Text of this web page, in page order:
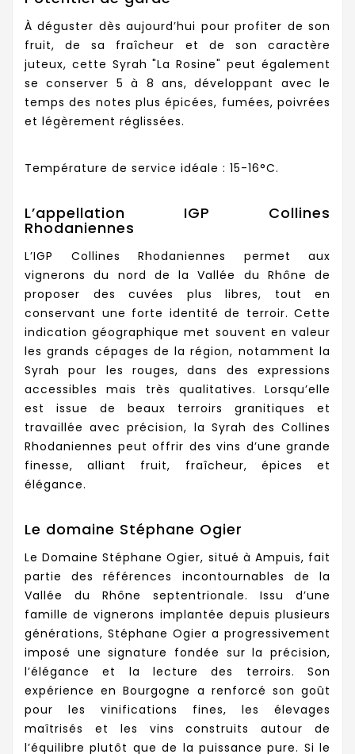
À déguster dès aujourd’hui pour profiter de son
fruit, de sa fraîcheur et de son caractère
juteux, cette Syrah "La Rosine" peut également
se conserver 5 à 8 ans, développant avec le
temps des notes plus épicées, fumées, poivrées
et légèrement réglissées.
Température de service idéale : 15-16°C.
L’appellation IGP Collines
Rhodaniennes
L’IGP Collines Rhodaniennes permet aux
vignerons du nord de la Vallée du Rhône de
proposer des cuvées plus libres, tout en
conservant une forte identité de terroir. Cette
indication géographique met souvent en valeur
les grands cépages de la région, notamment la
Syrah pour les rouges, dans des expressions
accessibles mais très qualitatives. Lorsqu’elle
est issue de beaux terroirs granitiques et
travaillée avec précision, la Syrah des Collines
Rhodaniennes peut offrir des vins d’une grande
finesse, alliant fruit, fraîcheur, épices et
élégance.
Le domaine Stéphane Ogier
Le Domaine Stéphane Ogier, situé à Ampuis, fait
partie des références incontournables de la
Vallée du Rhône septentrionale. Issu d’une
famille de vignerons implantée depuis plusieurs
générations, Stéphane Ogier a progressivement
imposé une signature fondée sur la précision,
l’élégance et la lecture des terroirs. Son
expérience en Bourgogne a renforcé son goût
pour les vinifications fines, les élevages
maîtrisés et les vins construits autour de
l’équilibre plutôt que de la puissance pure. Si le